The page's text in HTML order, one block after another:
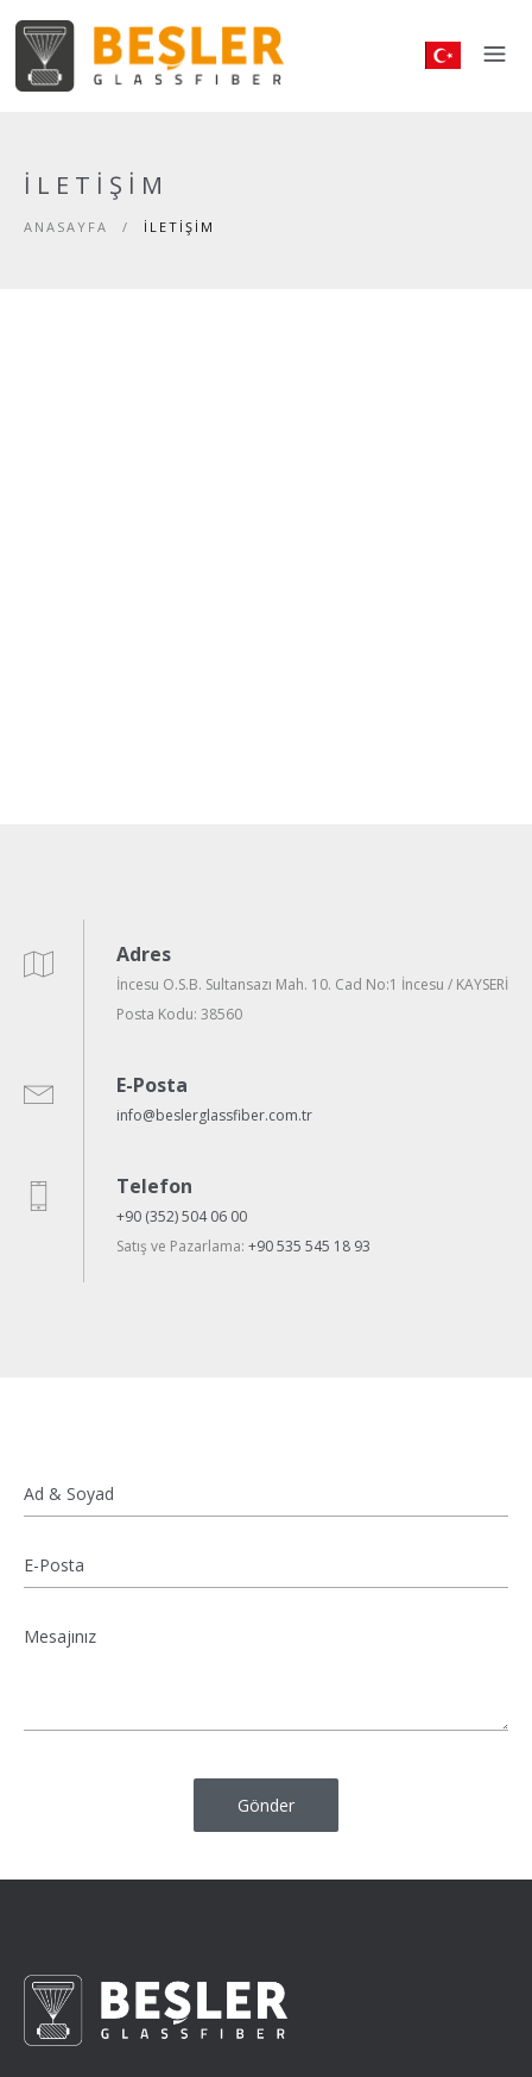
İLETIŞIM
ANASAYFA / İLETIŞIM
Adres
İncesu O.S.B. Sultansazı Mah. 10. Cad No:1 İncesu / KAYSERİ
Posta Kodu: 38560
E-Posta
info@beslerglassfiber.com.tr
Telefon
+90 (352) 504 06 00
Satış ve Pazarlama: +90 535 545 18 93